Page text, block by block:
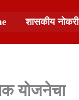
शासकीय नोकरी
योजनेचा